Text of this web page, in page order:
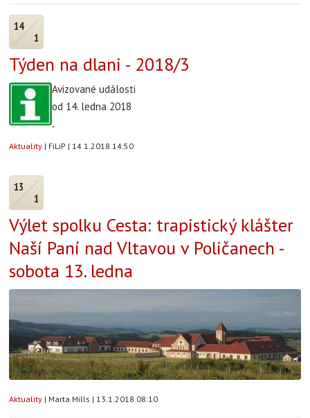
14
1
Týden na dlani - 2018/3
Avizované události
od 14. ledna 2018
.
Aktuality | FiLiP | 14.1.2018 14:50
13
1
Výlet spolku Cesta: trapistický klášter
Naší Paní nad Vltavou v Poličanech -
sobota 13. ledna
Aktuality | Marta Mills | 13.1.2018 08:10